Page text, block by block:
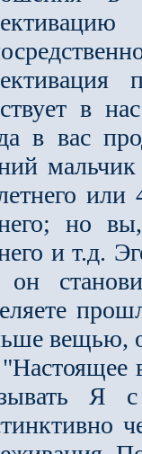
в
в вас
или
но
и т.д.
вещью,
Я